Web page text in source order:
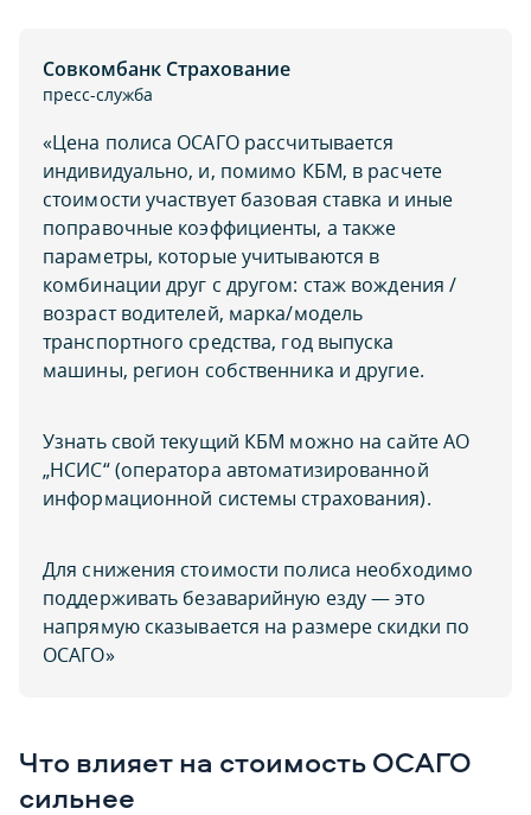
Совкомбанк Страхование
пресс-служба
«Цена полиса ОСАГО рассчитывается
индивидуально, и, помимо КБМ, в расчете
стоимости участвует базовая ставка и иные
поправочные коэффициенты, а также
параметры, которые учитываются в
комбинации друг с другом: стаж вождения /
возраст водителей, марка/модель
транспортного средства, год выпуска
машины, регион собственника и другие.
Узнать свой текущий КБМ можно на сайте АО
„НСИС“ (оператора автоматизированной
информационной системы страхования).
Для снижения стоимости полиса необходимо
поддерживать безаварийную езду — это
напрямую сказывается на размере скидки по
ОСАГО»
Что влияет на стоимость ОСАГО
сильнее